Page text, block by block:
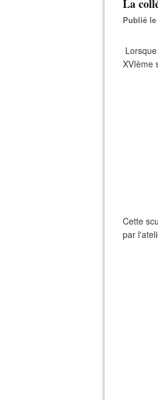
La
Publié
XVIème
Cette
par